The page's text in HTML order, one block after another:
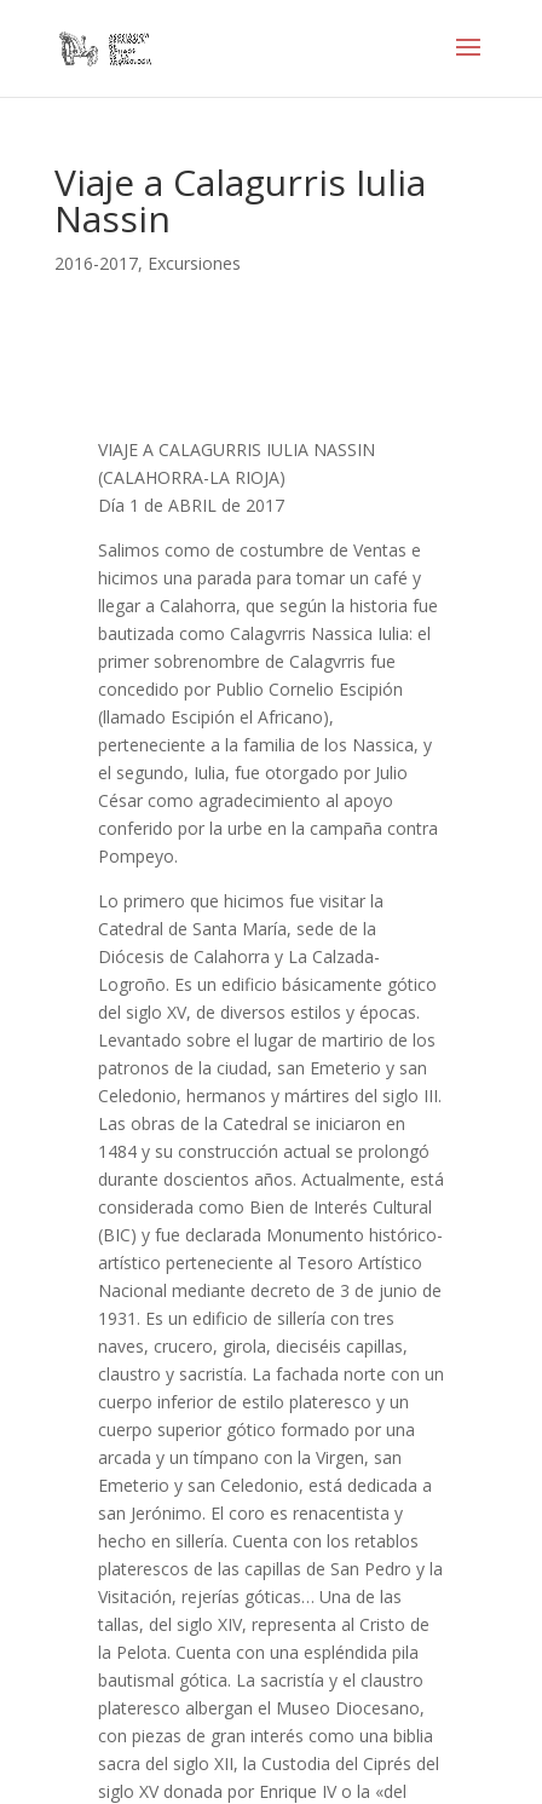
Viaje a Calagurris Iulia
Nassin
2016-2017, Excursiones
VIAJE A CALAGURRIS IULIA NASSIN
(CALAHORRA-LA RIOJA)
Día 1 de ABRIL de 2017
Salimos como de costumbre de Ventas e
hicimos una parada para tomar un café y
llegar a Calahorra, que según la historia fue
bautizada como Calagvrris Nassica Iulia: el
primer sobrenombre de Calagvrris fue
concedido por Publio Cornelio Escipión
(llamado Escipión el Africano),
perteneciente a la familia de los Nassica, y
el segundo, Iulia, fue otorgado por Julio
César como agradecimiento al apoyo
conferido por la urbe en la campaña contra
Pompeyo.
Lo primero que hicimos fue visitar la
Catedral de Santa María, sede de la
Diócesis de Calahorra y La Calzada-
Logroño. Es un edificio básicamente gótico
del siglo XV, de diversos estilos y épocas.
Levantado sobre el lugar de martirio de los
patronos de la ciudad, san Emeterio y san
Celedonio, hermanos y mártires del siglo III.
Las obras de la Catedral se iniciaron en
1484 y su construcción actual se prolongó
durante doscientos años. Actualmente, está
considerada como Bien de Interés Cultural
(BIC) y fue declarada Monumento histórico-
artístico perteneciente al Tesoro Artístico
Nacional mediante decreto de 3 de junio de
1931. Es un edificio de sillería con tres
naves, crucero, girola, dieciséis capillas,
claustro y sacristía. La fachada norte con un
cuerpo inferior de estilo plateresco y un
cuerpo superior gótico formado por una
arcada y un tímpano con la Virgen, san
Emeterio y san Celedonio, está dedicada a
san Jerónimo. El coro es renacentista y
hecho en sillería. Cuenta con los retablos
platerescos de las capillas de San Pedro y la
Visitación, rejerías góticas… Una de las
tallas, del siglo XIV, representa al Cristo de
la Pelota. Cuenta con una espléndida pila
bautismal gótica. La sacristía y el claustro
plateresco albergan el Museo Diocesano,
con piezas de gran interés como una biblia
sacra del siglo XII, la Custodia del Ciprés del
siglo XV donada por Enrique IV o la «del